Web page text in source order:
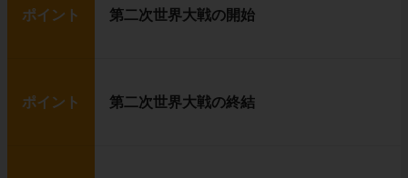
ポイント 第二次世界大戦の開始
ポイント 第二次世界大戦の終結